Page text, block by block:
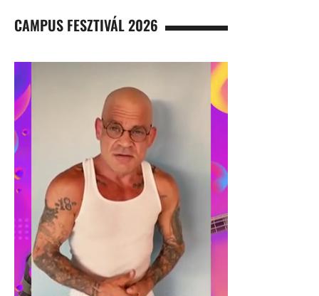
CAMPUS FESZTIVÁL 2026